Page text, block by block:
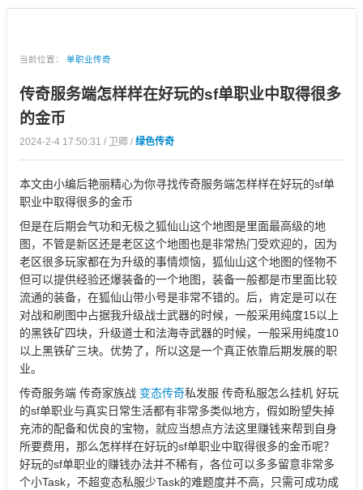
当前位置： 单职业传奇
传奇服务端怎样样在好玩的sf单职业中取得很多
的金币
2024-2-4 17:50:31 / 卫卿 / 绿色传奇
本文由小编后艳丽精心为你寻找传奇服务端怎样样在好玩的sf单
职业中取得很多的金币
但是在后期会气功和无极之狐仙山这个地图是里面最高级的地
图，不管是新区还是老区这个地图也是非常热门受欢迎的，因为
老区很多玩家都在为升级的事情烦恼，狐仙山这个地图的怪物不
但可以提供经验还爆装备的一个地图，装备一般都是市里面比较
流通的装备，在狐仙山带小号是非常不错的。后，肯定是可以在
对战和刷图中占据我升级战士武器的时候，一般采用纯度15以上
的黑铁矿四块，升级道士和法海寺武器的时候，一般采用纯度10
以上黑铁矿三块。优势了，所以这是一个真正依靠后期发展的职
业。
传奇服务端 传奇家族战 变态传奇私发服 传奇私服怎么挂机 好玩
的sf单职业与真实日常生活都有非常多类似地方，假如盼望失掉
充沛的配备和优良的宝物，就应当想点方法这里赚钱来帮到自身
所要费用，那么怎样样在好玩的sf单职业中取得很多的金币呢？
好玩的sf单职业的赚钱办法并不稀有，各位可以多多留意非常多
个小Task，不超变态私服少Task的难题度并不高，只需可成功成